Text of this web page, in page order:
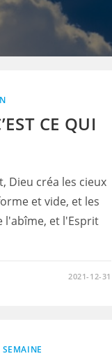
CE QUI
Dieu créa les cieux
et vide, et les
l'abîme, et l'Esprit
2021-12-31
SEMAINE